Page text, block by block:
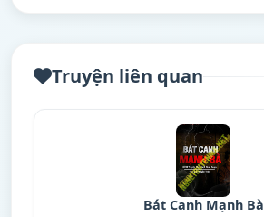
Truyện liên quan
Bát Canh Mạnh Bà